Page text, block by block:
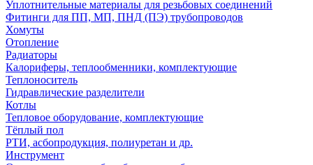
Уплотнительные материалы для резьбовых соединений
Фитинги для ПП, МП, ПНД (ПЭ) трубопроводов
Хомуты
Отопление
Радиаторы
Калориферы, теплообменники, комплектующие
Теплоноситель
Гидравлические разделители
Котлы
Тепловое оборудование, комплектующие
Тёплый пол
РТИ, асбопродукция, полиуретан и др.
Инструмент